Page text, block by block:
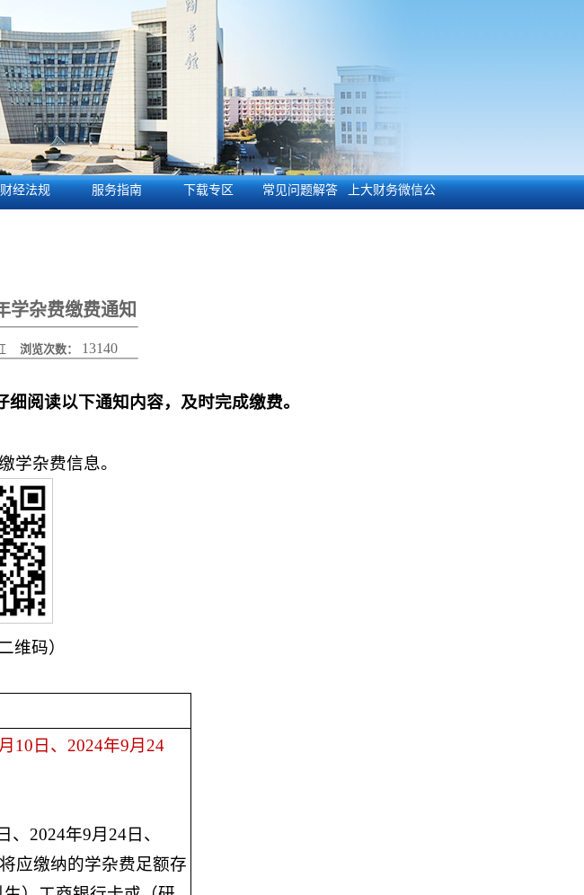
财经法规 服务指南 下载专区 常见问题解答
上大财务微信公
学杂费缴费通知
浏览次数： 13140
阅读以下通知内容，及时完成缴费。
学杂费信息。
维码）
10日、2024年9月24
、2024年9月24日、
应缴纳的学杂费足额存